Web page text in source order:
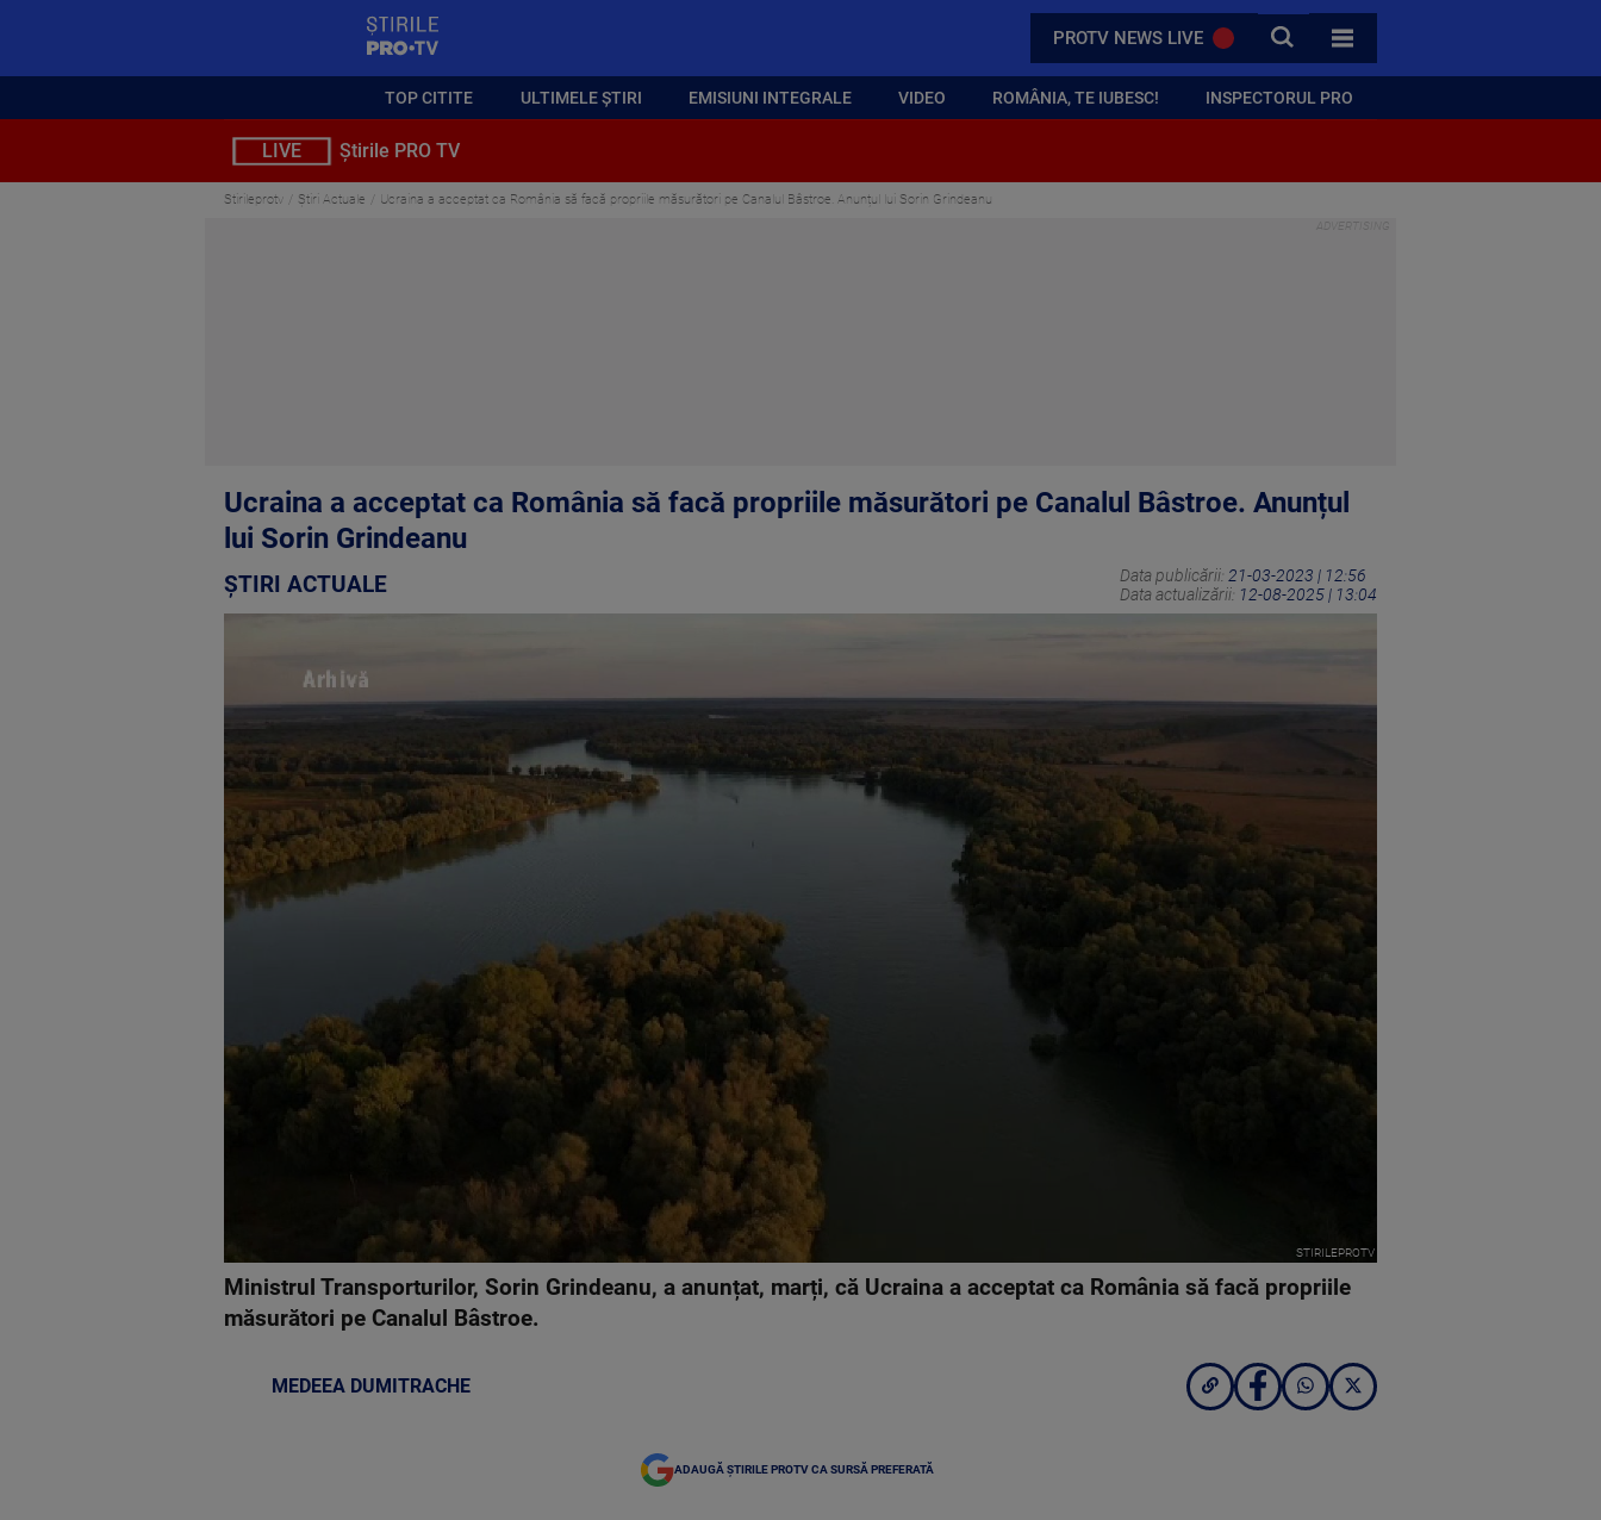
PROTV NEWS LIVE CAUTA
TOATE CATEGORIILE
TOP CITITE ULTIMELE ȘTIRI EMISIUNI INTEGRALE VIDEO ROMÂNIA, TE IUBESC! INSPECTORUL PRO
LIVE Știrile PRO TV
Stirileprotv Știri Actuale Ucraina a acceptat ca România să facă propriile măsurători pe Canalul Bâstroe. Anunțul lui Sorin Grindeanu
Ucraina a acceptat ca România să facă propriile măsurători pe Canalul Bâstroe. Anunțul
lui Sorin Grindeanu
ȘTIRI ACTUALE Data publicării: 21-03-2023 | 12:56
Data actualizării: 12-08-2025 | 13:04
STIRILEPROTV
Ministrul Transporturilor, Sorin Grindeanu, a anunțat, marți, că Ucraina a acceptat ca România să facă propriile
măsurători pe Canalul Bâstroe.
MEDEEA DUMITRACHE
ADAUGĂ ȘTIRILE PROTV CA SURSĂ PREFERATĂ